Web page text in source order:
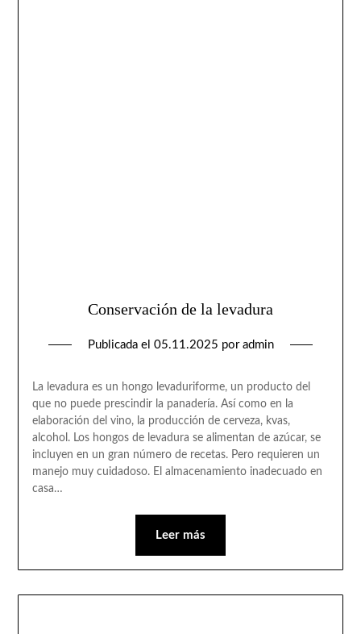
Conservación de la levadura
Publicada el 05.11.2025 por admin
La levadura es un hongo levaduriforme, un producto del
que no puede prescindir la panadería. Así como en la
elaboración del vino, la producción de cerveza, kvas,
alcohol. Los hongos de levadura se alimentan de azúcar, se
incluyen en un gran número de recetas. Pero requieren un
manejo muy cuidadoso. El almacenamiento inadecuado en
casa…
Leer más